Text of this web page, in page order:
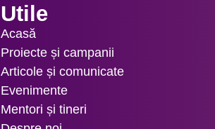
Utile
Acasă
Proiecte și campanii
Articole și comunicate
Evenimente
Mentori și tineri